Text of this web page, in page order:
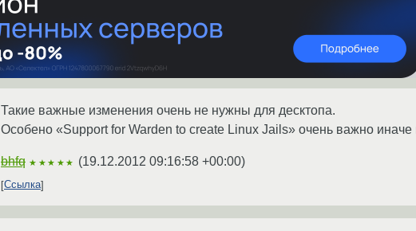
Такие важные изменения очень не нужны для десктопа.
Особено «Support for Warden to create Linux Jails» очень важно иначе
bhfq ★★★★★ (19.12.2012 09:16:58 +00:00)
Ссылка